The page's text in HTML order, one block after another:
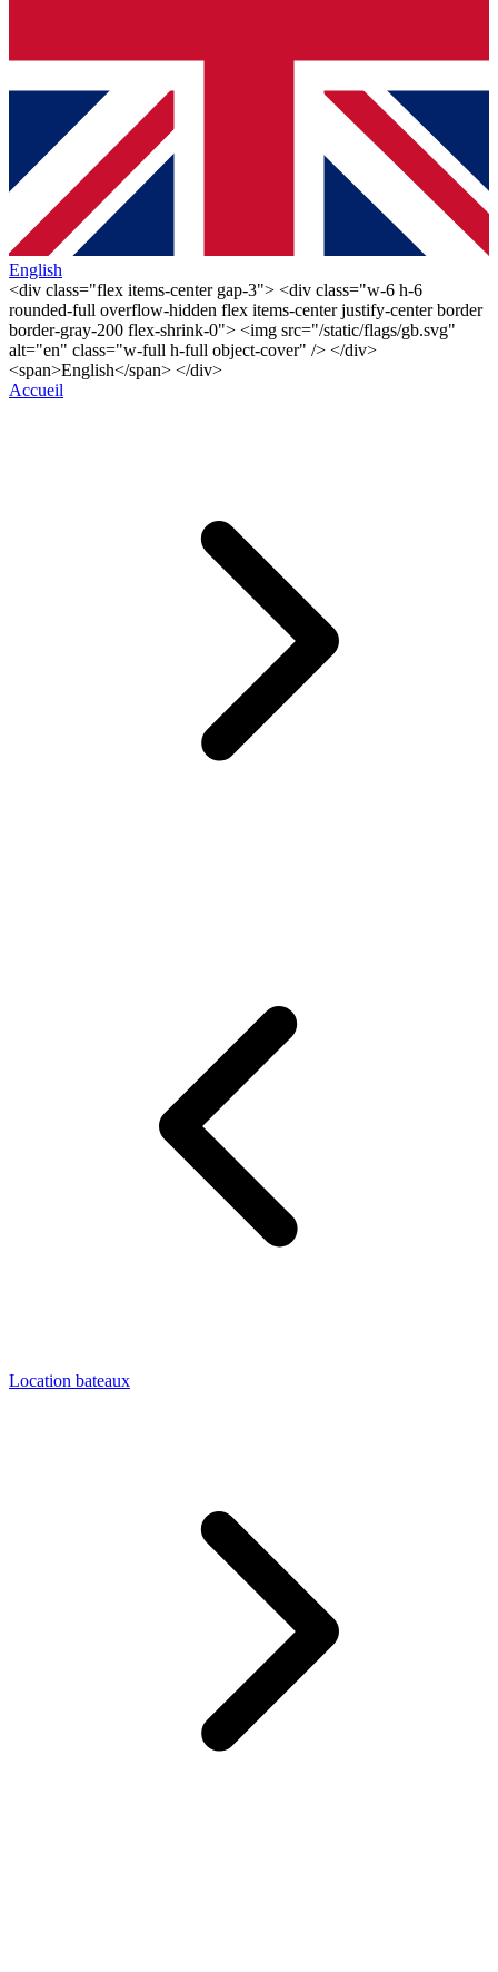
English
<div class="flex items-center gap-3"> <div class="w-6 h-6
rounded-full overflow-hidden flex items-center justify-center border
border-gray-200 flex-shrink-0"> <img src="/static/flags/gb.svg"
alt="en" class="w-full h-full object-cover" /> </div>
<span>English</span> </div>
Accueil
Location bateaux